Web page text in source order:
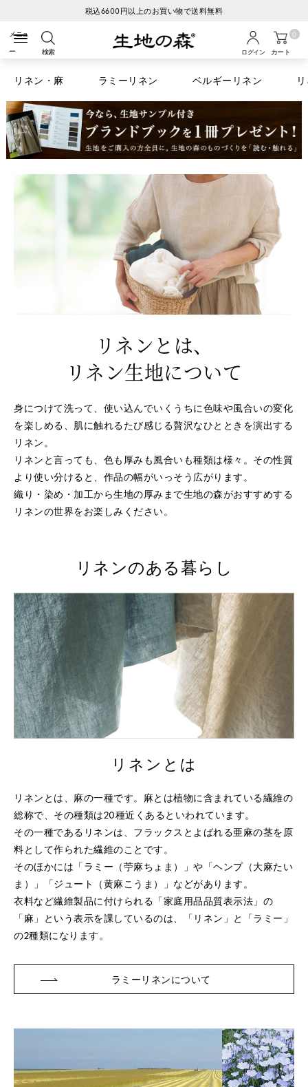
のお買い物で送料無料
検索 ログイン カート
0
リネン・麻 ラミーリネン ベルギーリネン
リネンとは、
リネン生地について
身につけて洗って、使い込んでいくうちに色味や風合いの変化
を楽しめる、肌に触れるたび感じる贅沢なひとときを演出する
リネン。
リネンと言っても、色も厚みも風合いも種類は様々。 その性質
より使い分けると、作品の幅がいっそう広がります。
織り・染め・加工から生地の厚みまで生地の森がおすすめする
リネンの世界をお楽しみください。
リネンのある暮らし
リネンとは
リネンとは、麻の一種です。 麻とは植物に含まれている繊維の
総称で、その種類は20種近くあるといわれています。
その一種であるリネンは、フラックスとよばれる亜麻の茎を原
料として作られた繊維のことです。
そのほかには「ラミー（苧麻ちょま）」や「ヘンプ（大麻たい
ま）」
「ジュート（黄麻こうま）」などがあります。
衣料など繊維製品に付けられる「家庭用品品質表示法」の
「麻」という表示を課しているのは、「リネン」と「ラミー」
の2種類になります。
ラミーリネンについて